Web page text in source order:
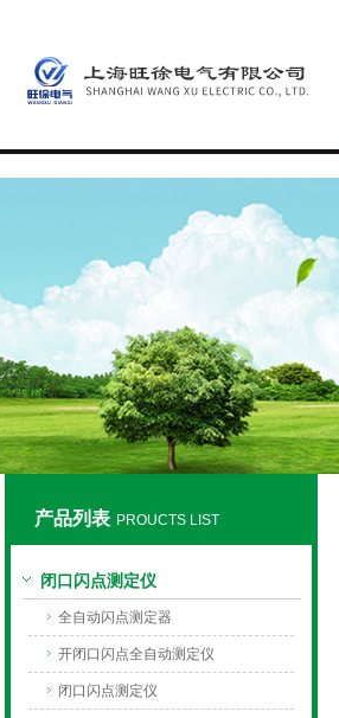
上海旺徐电气有限公司
产品列表 PROUCTS LIST
闭口闪点测定仪
全自动闪点测定器
开闭口闪点全自动测定仪
闭口闪点测定仪